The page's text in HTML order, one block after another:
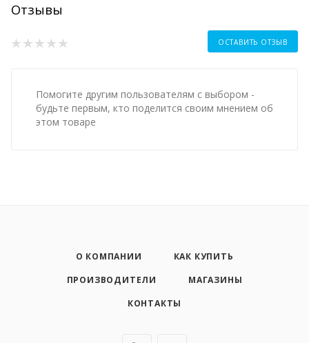
Отзывы
ОСТАВИТЬ ОТЗЫВ
Помогите другим пользователям с выбором -
будьте первым, кто поделится своим мнением об
этом товаре
О КОМПАНИИ
КАК КУПИТЬ
ПРОИЗВОДИТЕЛИ
МАГАЗИНЫ
КОНТАКТЫ